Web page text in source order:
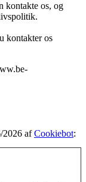
kontakte os, og
kontakter os
2026 afCookiebot: